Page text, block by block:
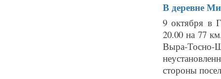
В деревне
9 октября в
20.00 на 77
Выра-
стороны